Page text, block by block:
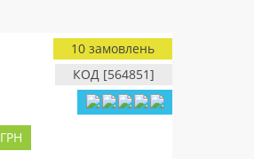
КОД [564851]
10 замовлень
ГРН